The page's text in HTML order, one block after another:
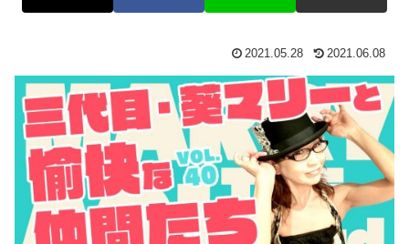
2021.05.28 2021.06.08